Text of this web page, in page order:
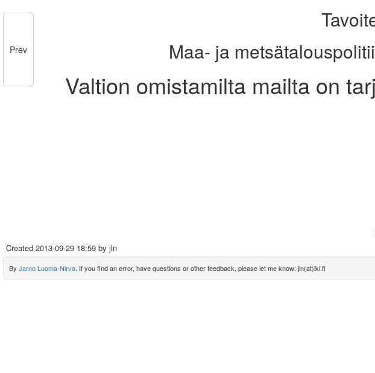
Prev
Maa- ja
Valtion omistamilta mailta on
Created 2013-09-29 18:59 by jln
By Jarno Luoma-Nirva. If you find an error, have questions or other feedback, please let me know: jln(at)iki.fi